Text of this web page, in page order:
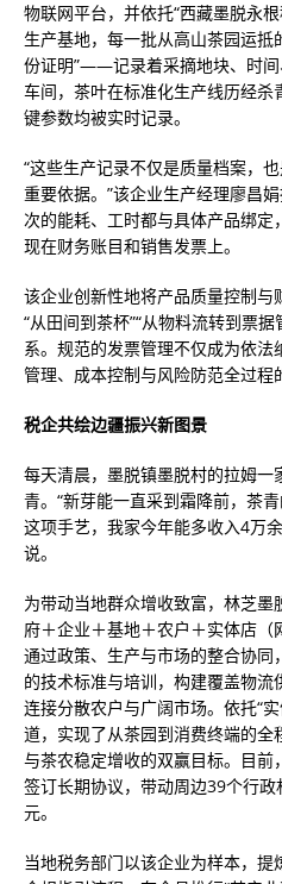
物联网平台，并依托“西藏墨脱永
生产基地，每一批从高山茶园运抵
份证明”——记录着采摘地块、时
车间，茶叶在标准化生产线历经
键参数均被实时记录。
“这些生产记录不仅是质量档案，
重要依据。”该企业生产经理廖昌
次的能耗、工时都与具体产品绑
现在财务账目和销售发票上。
该企业创新性地将产品质量控制
“从田间到茶杯”“从物料流转到票
系。规范的发票管理不仅成为依
管理、成本控制与风险防范全过程
税企共绘边疆振兴新图景
每天清晨，墨脱镇墨脱村的拉姆
青。“新芽能一直采到霜降前，茶
这项手艺，我家今年能多收入4万
说。
为带动当地群众增收致富，林芝墨
府＋企业＋基地＋农户＋实体店（
通过政策、生产与市场的整合协
的技术标准与培训，构建覆盖物
连接分散农户与广阔市场。依托“
道，实现了从茶园到消费终端的
与茶农稳定增收的双赢目标。目
签订长期协议，带动周边39个行
元。
当地税务部门以该企业为样本，